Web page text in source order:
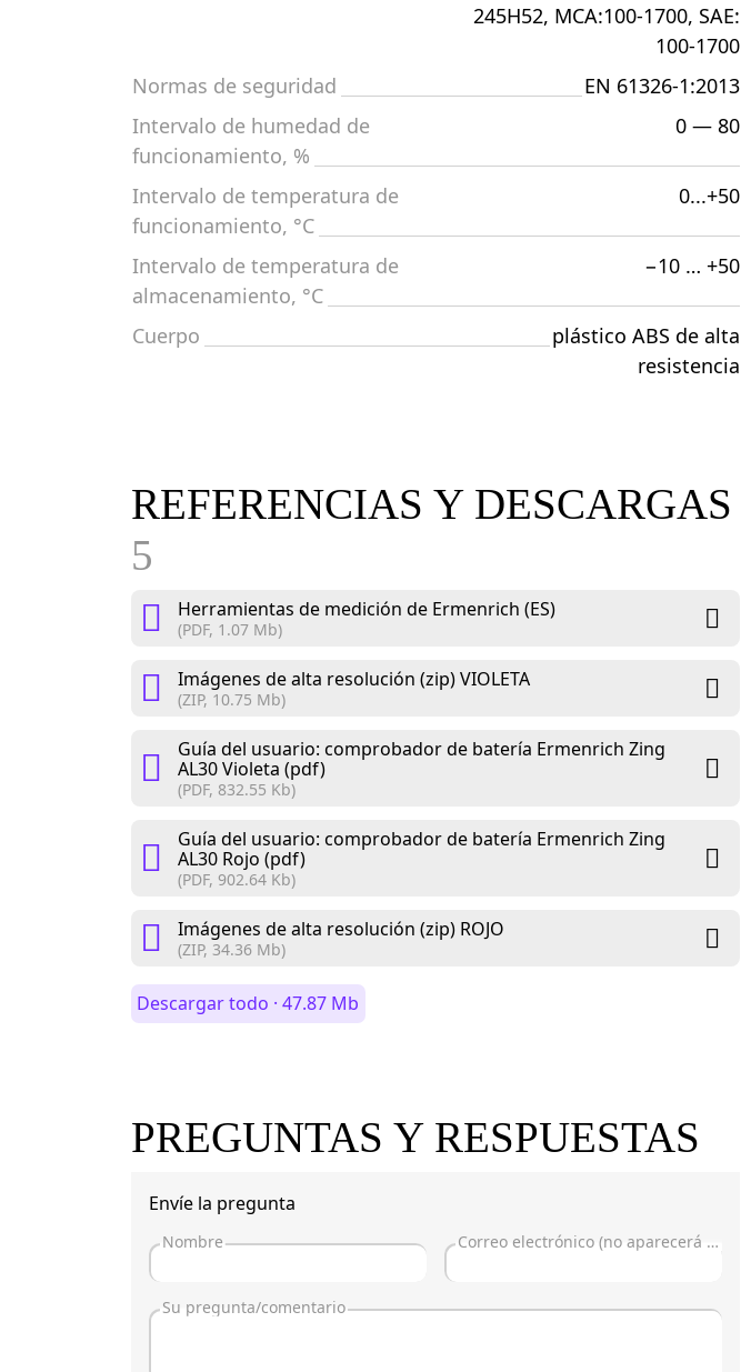
245H52, MCA:100-1700, SAE:
100-1700
Normas de seguridad
EN 61326-1:2013
Intervalo de humedad de
funcionamiento, %
0 — 80
Intervalo de temperatura de
funcionamiento, °C
0...+50
Intervalo de temperatura de
almacenamiento, °C
−10 … +50
Cuerpo
plástico ABS de alta
resistencia
REFERENCIAS Y DESCARGAS
5
Herramientas de medición de Ermenrich (ES)
(PDF, 1.07 Mb)
Imágenes de alta resolución (zip) VIOLETA
(ZIP, 10.75 Mb)
Guía del usuario: comprobador de batería Ermenrich Zing
AL30 Violeta (pdf)
(PDF, 832.55 Kb)
Guía del usuario: comprobador de batería Ermenrich Zing
AL30 Rojo (pdf)
(PDF, 902.64 Kb)
Imágenes de alta resolución (zip) ROJO
(ZIP, 34.36 Mb)
Descargar todo · 47.87 Mb
PREGUNTAS Y RESPUESTAS
Envíe la pregunta